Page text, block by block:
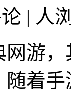
| 人
游
着